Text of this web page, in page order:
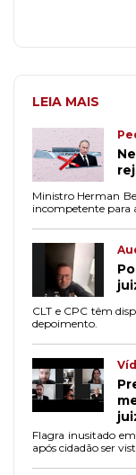
LEIA MAIS
Ministro Herman
incompetente para
CLT e CPC têm
depoimento.
Flagra inusitado
após cidadão ser